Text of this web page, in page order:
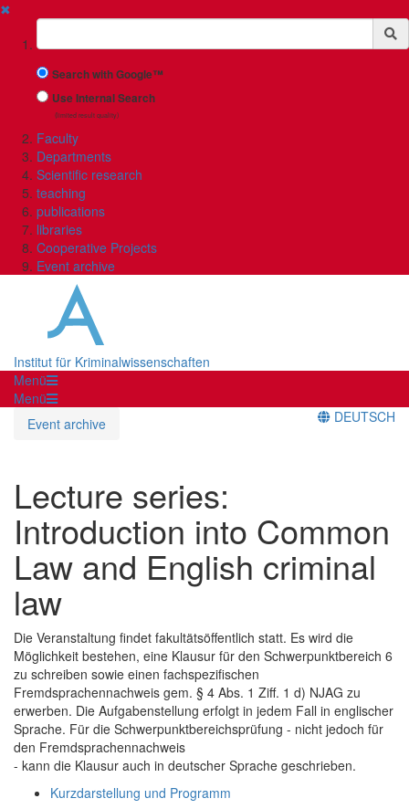
✖
Suchbegriff
Search with Google™
Use Internal Search
(limited result quality)
Faculty
Departments
Scientific research
teaching
publications
libraries
Cooperative Projects
Event archive
Institut für Kriminalwissenschaften
Menü
Menü
Event archive
DEUTSCH
Lecture series:
Introduction into Common
Law and English criminal
law
Die Veranstaltung findet fakultätsöffentlich statt. Es wird die
Möglichkeit bestehen, eine Klausur für den Schwerpunktbereich 6
zu schreiben sowie einen fachspezifischen
Fremdsprachennachweis gem. § 4 Abs. 1 Ziff. 1 d) NJAG zu
erwerben. Die Aufgabenstellung erfolgt in jedem Fall in englischer
Sprache. Für die Schwerpunktbereichsprüfung - nicht jedoch für
den Fremdsprachennachweis
- kann die Klausur auch in deutscher Sprache geschrieben.
Kurzdarstellung und Programm